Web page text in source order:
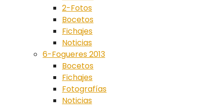
2-Fotos
Bocetos
Fichajes
Noticias
6-Fogueres 2013
Bocetos
Fichajes
Fotografías
Noticias